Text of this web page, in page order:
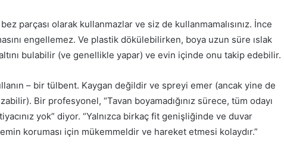
parçası olarak kullanmazlar ve siz de kullanmamalısınız. İnce
engellemez. Ve plastik dökülebilirken, boya uzun süre ıslak
altını bulabilir (ve genellikle yapar) ve evin içinde onu takip edebilir.
– bir tülbent. Kaygan değildir ve spreyi emer (ancak yine de
Bir profesyonel, “Tavan boyamadığınız sürece, tüm odayı
yok” diyor. “Yalnızca birkaç fit genişliğinde ve duvar
koruması için mükemmeldir ve hareket etmesi kolaydır.”